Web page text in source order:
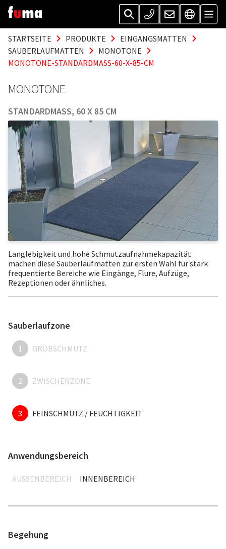
STARTSEITE PRODUKTE
EINGANGSMATTEN
SAUBERLAUFMATTEN
MONOTONE
MONOTONE-STANDARDMASS-60-X-85-CM
MONOTONE
STANDARDMASS, 60 X 85 CM
Langlebigkeit und hohe Schmutzaufnahmekapazität
machen diese Sauberlaufmatten zur ersten Wahl für stark
frequentierte Bereiche wie Eingänge, Flure, Aufzüge,
Rezeptionen oder ähnliches.
Sauberlaufzone
1 GROBSCHMUTZ
2 ZWISCHENZONE
3 FEINSCHMUTZ / FEUCHTIGKEIT
Anwendungsbereich
AUSSENBEREICH INNENBEREICH
Begehung